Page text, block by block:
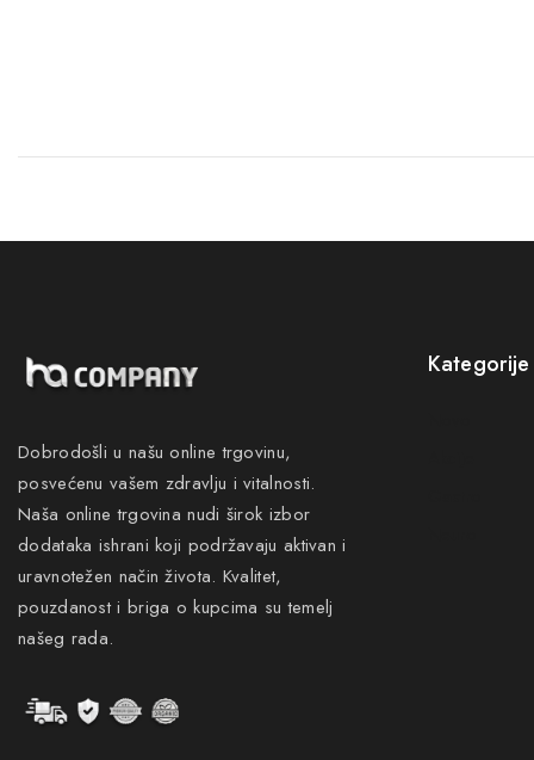
Dobrodošli u našu online trgovinu,
posvećenu vašem zdravlju i vitalnosti.
Naša online trgovina nudi širok izbor
dodataka ishrani koji podržavaju aktivan i
uravnotežen način života. Kvalitet,
pouzdanost i briga o kupcima su temelj
našeg rada.
Kategorije